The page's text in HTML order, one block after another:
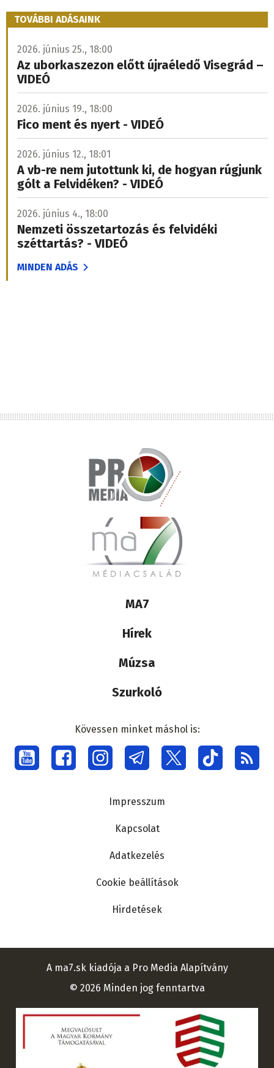
TOVÁBBI ADÁSAINK
2026. június 25., 18:00
Az uborkaszezon előtt újraéledő Visegrád –
VIDEÓ
2026. június 19., 18:00
Fico ment és nyert - VIDEÓ
2026. június 12., 18:01
A vb-re nem jutottunk ki, de hogyan rúgjunk
gólt a Felvidéken? - VIDEÓ
2026. június 4., 18:00
Nemzeti összetartozás és felvidéki
széttartás? - VIDEÓ
MINDEN ADÁS
Lábléc
médiacsalád
MA7
Hírek
Múzsa
Szurkoló
Social
menu
Kövessen minket máshol is:
Impresszum
Kapcsolat
Adatkezelés
Cookie beállítások
Hirdetések
A ma7.sk kiadója a Pro Media Alapítvány
© 2026 Minden jog fenntartva